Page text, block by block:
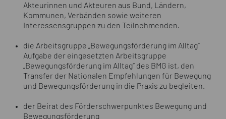
Akteurinnen und Akteuren aus Bund, Ländern,
Kommunen, Verbänden sowie weiteren
Interessensgruppen zu den Teilnehmenden.
die Arbeitsgruppe „Bewegungsförderung im Alltag“
Aufgabe der eingesetzten Arbeitsgruppe
„Bewegungsförderung im Alltag“ des BMG ist, den
Transfer der Nationalen Empfehlungen für Bewegung
und Bewegungsförderung in die Praxis zu begleiten.
der Beirat des Förderschwerpunktes Bewegung und
Bewegungsförderung